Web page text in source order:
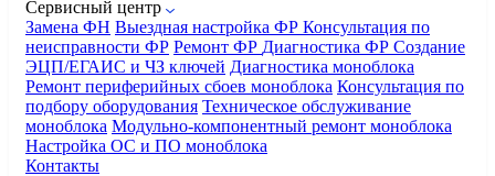
Сервисный центр
Замена ФН Выездная настройка ФР Консультация по
неисправности ФР Ремонт ФР Диагностика ФР Создание
ЭЦП/ЕГАИС и ЧЗ ключей Диагностика моноблока
Ремонт периферийных сбоев моноблока Консультация по
подбору оборудования Техническое обслуживание
моноблока Модульно-компонентный ремонт моноблока
Настройка ОС и ПО моноблока
Контакты